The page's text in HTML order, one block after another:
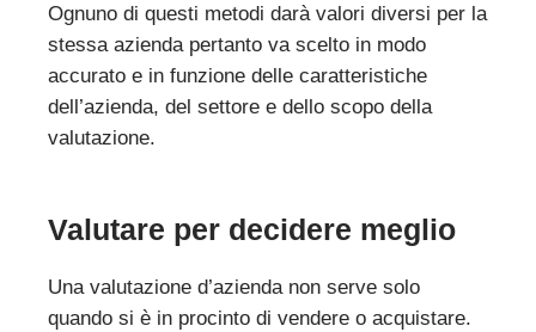
Ognuno di questi metodi darà valori diversi per la
stessa azienda pertanto va scelto in modo
accurato e in funzione delle caratteristiche
dell’azienda, del settore e dello scopo della
valutazione.
Valutare per decidere meglio
Una valutazione d’azienda non serve solo
quando si è in procinto di vendere o acquistare.